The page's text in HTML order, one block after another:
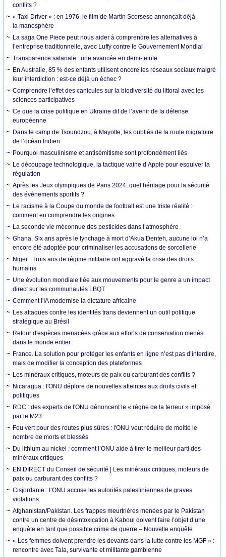
conflits ?
« Taxi Driver » : en 1976, le film de Martin Scorsese annonçait déjà
la manosphère
La saga One Piece peut nous aider à comprendre les alternatives à
l’entreprise traditionnelle, avec Luffy contre le Gouvernement Mondial
Transparence salariale : une avancée en demi-teinte
En Australie, 85 % des enfants utilisent encore les réseaux sociaux malgré
leur interdiction : est-ce déjà un échec ?
Comprendre l’effet des canicules sur la biodiversité du littoral avec les
sciences participatives
Ce que la crise politique en Ukraine dit de l’avenir de la défense
européenne
Dans le camp de Tsoundzou, à Mayotte, les oubliés de la route migratoire
de l’océan Indien
Pourquoi masculinisme et antisémitisme sont profondément liés
Le découpage technologique, la tactique vaine d’Apple pour esquiver la
régulation
Après les Jeux olympiques de Paris 2024, quel héritage pour la sécurité
des évènements sportifs ?
Le racisme à la Coupe du monde de football est une triste réalité :
comment en comprendre les origines
La seconde vie méconnue des pesticides dans l’atmosphère
Ghana. Six ans après le lynchage à mort d’Akua Denteh, aucune loi n’a
encore été adoptée pour criminaliser les accusations de sorcellerie
Niger : Trois ans de régime militaire ont aggravé la crise des droits
humains
Une évolution mondiale liée aux mouvements pour le genre a un impact
direct sur les communautés LBQT
Comment l'IA modernise la dictature africaine
Les attaques contre les identités trans deviennent un outil politique
stratégique au Brésil
Retour d'espèces menacées grâce aux efforts de conservation menés
dans le monde entier
France. La solution pour protéger les enfants en ligne n’est pas d’interdire,
mais de modifier la conception des plateformes
Les minéraux critiques, moteurs de paix ou carburant des conflits ?
Nicaragua : l'ONU déplore de nouvelles atteintes aux droits civils et
politiques
RDC : des experts de l'ONU dénoncent le « règne de la terreur » imposé
par le M23
Feu vert pour des routes plus sûres : l'ONU veut réduire de moitié le
nombre de morts et blessés
Du lithium au nickel : comment l’ONU aide à tirer le meilleur parti des
minéraux critiques
EN DIRECT du Conseil de sécurité | Les minéraux critiques, moteurs de
paix ou carburant des conflits ?
Cisjordanie : l’ONU accuse les autorités palestiniennes de graves
violations
Afghanistan/Pakistan. Les frappes meurtrières menées par le Pakistan
contre un centre de désintoxication à Kaboul doivent faire l’objet d’une
enquête en tant que possible crime de guerre – Nouvelle enquête
« Les femmes doivent prendre les devants dans la lutte contre les MGF » :
rencontre avec Tala, survivante et militante gambienne